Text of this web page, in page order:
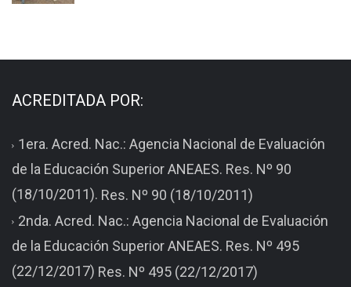
ACREDITADA POR:
1era. Acred. Nac.: Agencia Nacional de Evaluación
de la Educación Superior ANEAES. Res. Nº 90
(18/10/2011). Res. Nº 90 (18/10/2011)
2nda. Acred. Nac.: Agencia Nacional de Evaluación
de la Educación Superior ANEAES. Res. Nº 495
(22/12/2017) Res. Nº 495 (22/12/2017)